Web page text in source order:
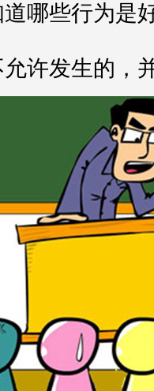
哪些行为是
许发生的，